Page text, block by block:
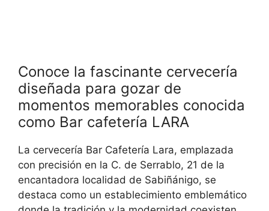
Conoce la fascinante cervecería
diseñada para gozar de
momentos memorables conocida
como Bar cafetería LARA
La cervecería Bar Cafetería Lara, emplazada
con precisión en la C. de Serrablo, 21 de la
encantadora localidad de Sabiñánigo, se
destaca como un establecimiento emblemático